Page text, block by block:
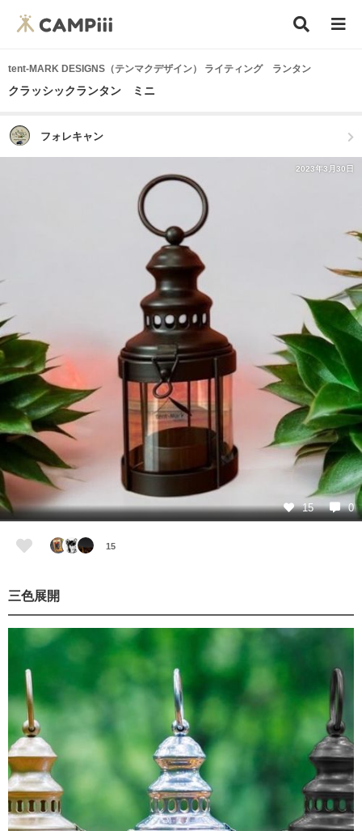
tent-MARK DESIGNS（テンマクデザイン） ライティング ランタン
クラッシックランタン ミニ
フォレキャン
2023年3月30日
15 0
15
三色展開